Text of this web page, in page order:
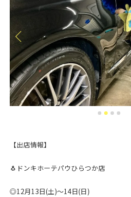
【出店情報】
🐧ドンキホーテパウひらつか店
◎12月13日(土)〜14日(日)